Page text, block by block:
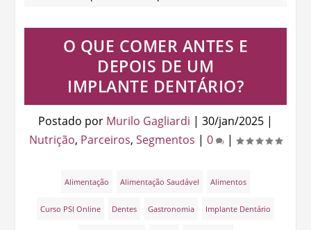
O QUE COMER ANTES E
DEPOIS DE UM
IMPLANTE DENTÁRIO?
Postado por Murilo Gagliardi | 30/jan/2025 |
Nutrição, Parceiros, Segmentos | 0 |
Alimentação Alimentação Saudável Alimentos
Curso PSI Online Dentes Gastronomia Implante Dentário